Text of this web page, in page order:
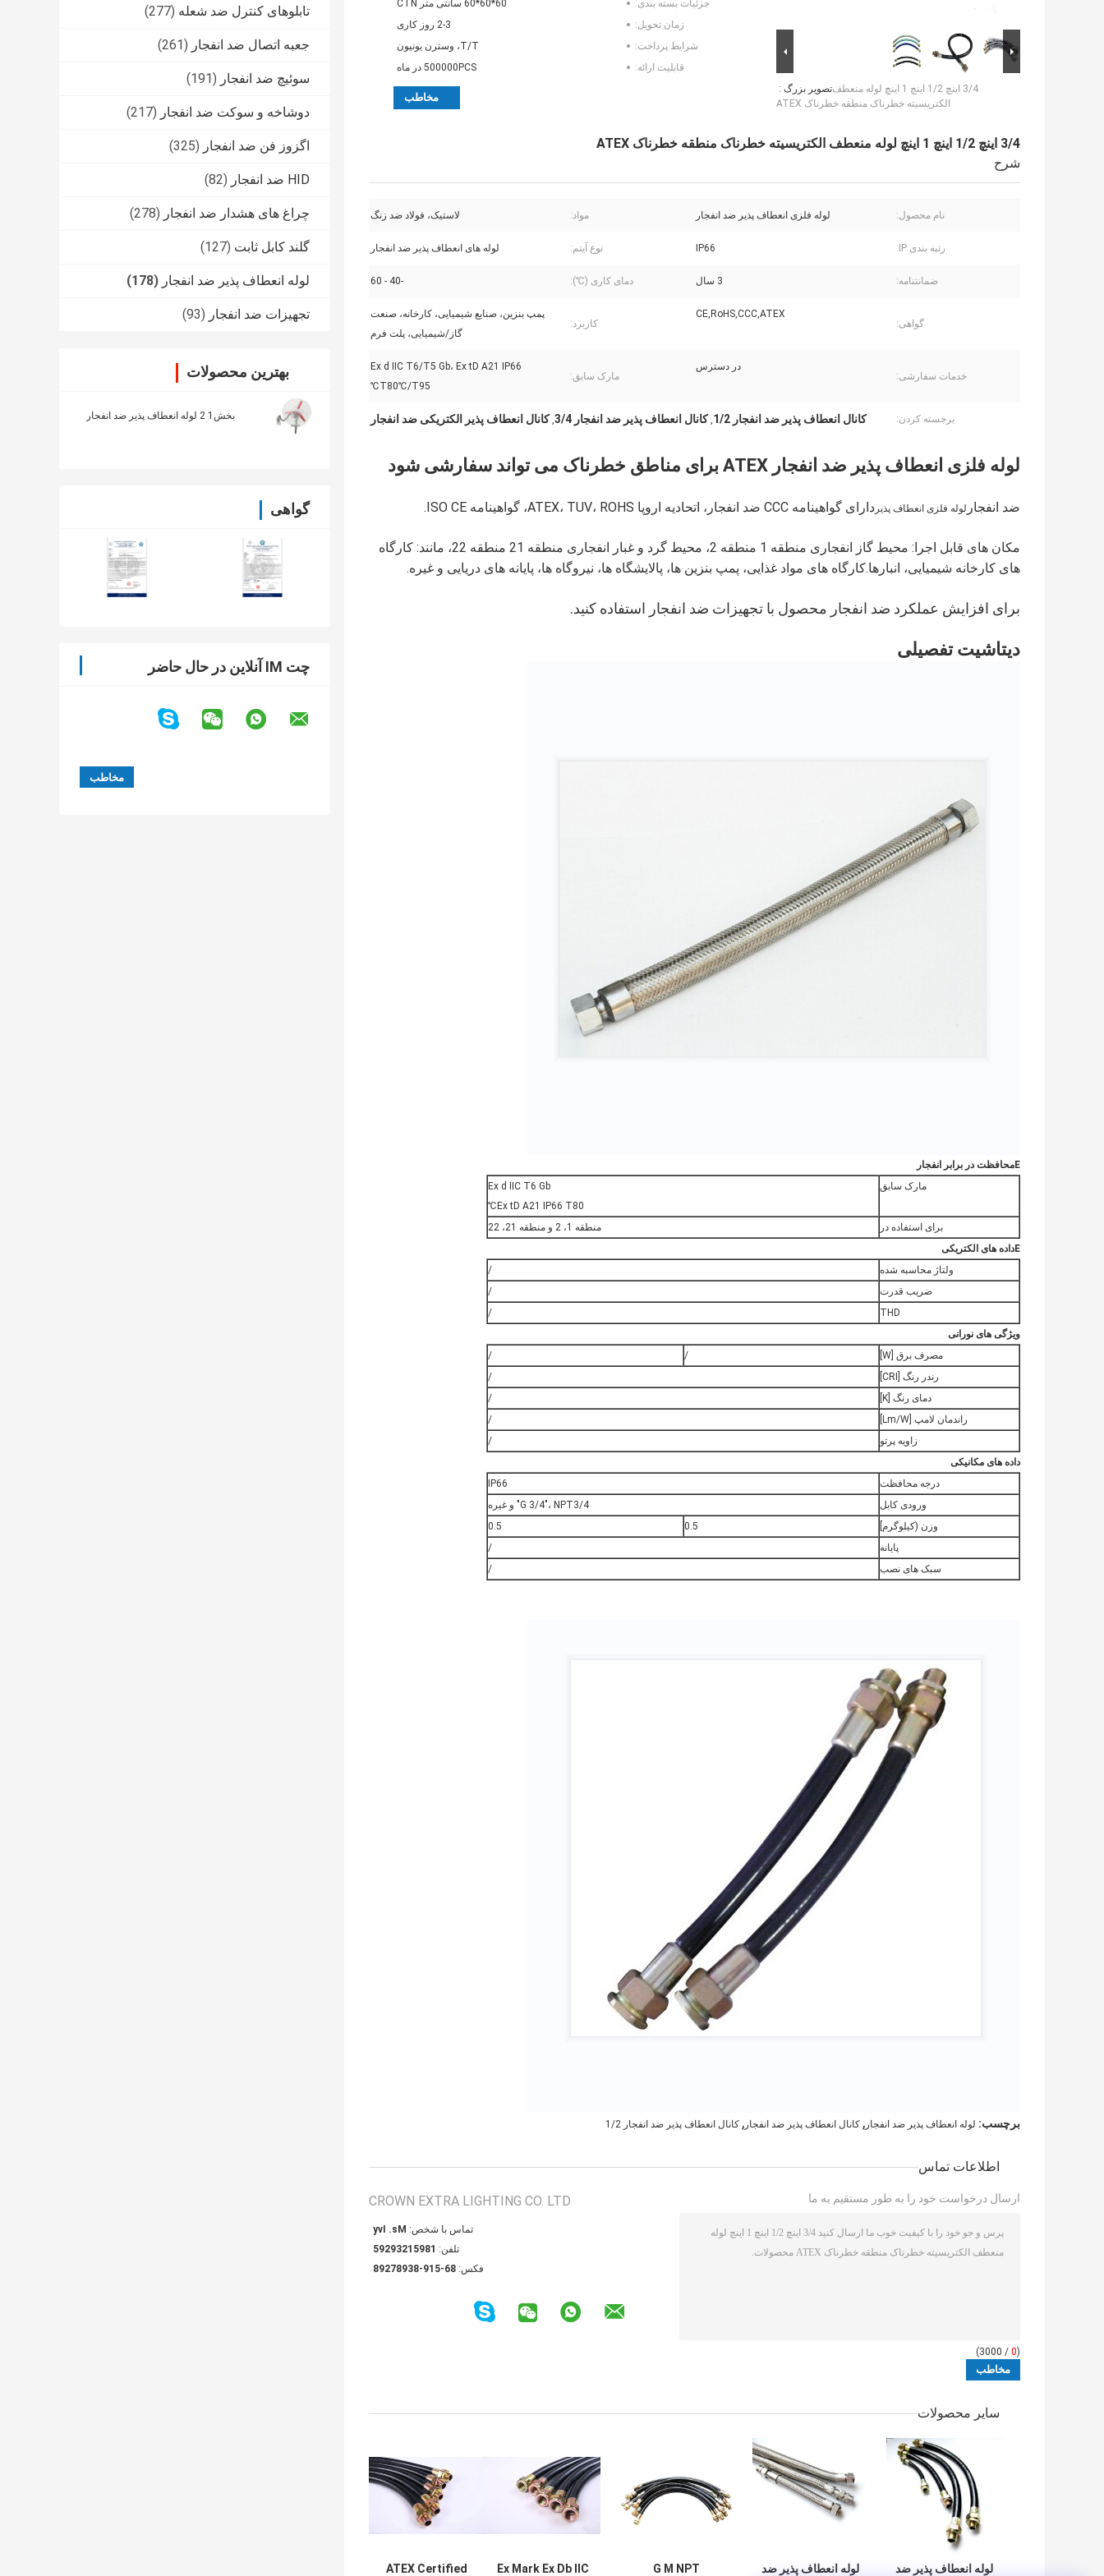
تابلوهای کنترل ضد شعله (277)
جعبه اتصال ضد انفجار (261)
سوئیچ ضد انفجار (191)
دوشاخه و سوکت ضد انفجار (217)
اگزوز فن ضد انفجار (325)
HID ضد انفجار (82)
چراغ های هشدار ضد انفجار (278)
گلند کابل ثابت (127)
لوله انعطاف پذیر ضد انفجار (178)
تجهیزات ضد انفجار (93)
بهترین محصولات
بخش1 2 لوله انعطاف پذیر ضد انفجار
گواهی
چت IM آنلاین در حال حاضر
تصویر بزرگ :3/4 اینچ 1/2 اینچ 1 اینچ لوله منعطف
الکتریسیته خطرناک منطقه خطرناک ATEX
جزئیات بسته بندی:
60*60*60 سانتی متر CTN
زمان تحویل:
2-3 روز کاری
شرایط پرداخت:
T/T، وسترن یونیون
قابلیت ارائه:
500000PCS در ماه
مخاطب
3/4 اینچ 1/2 اینچ 1 اینچ لوله منعطف الکتریسیته خطرناک منطقه خطرناک ATEX
شرح
نام محصول: لوله فلزی انعطاف پذیر ضد انفجار مواد: لاستیک، فولاد ضد زنگ
رتبه بندی IP: IP66 نوع آیتم: لوله های انعطاف پذیر ضد انفجار
ضمانتنامه: 3 سال دمای کاری (℃): -40 - 60
گواهی:
CE,RoHS,CCC,ATEX
کاربرد:
پمپ بنزین، صنایع شیمیایی، کارخانه، صنعت
گاز/شیمیایی، پلت فرم
خدمات سفارشی:
در دسترس
مارک سابق:
Ex d IIC T6/T5 Gb، Ex tD A21 IP66
T80℃/T95℃
برجسته کردن: کانال انعطاف پذیر ضد انفجار 1/2 , کانال انعطاف پذیر ضد انفجار 3/4 , کانال انعطاف پذیر الکتریکی ضد انفجار
لوله فلزی انعطاف پذیر ضد انفجار ATEX برای مناطق خطرناک می تواند سفارشی شود
ضد انفجار لوله فلزی انعطاف پذیر دارای گواهینامه CCC ضد انفجار، اتحادیه اروپا ATEX، TUV، ROHS، گواهینامه ISO CE.
مکان های قابل اجرا: محیط گاز انفجاری منطقه 1 منطقه 2، محیط گرد و غبار انفجاری منطقه 21 منطقه 22، مانند: کارگاه
های کارخانه شیمیایی، انبارها.کارگاه های مواد غذایی، پمپ بنزین ها، پالایشگاه ها، نیروگاه ها، پایانه های دریایی و غیره.
برای افزایش عملکرد ضد انفجار محصول با تجهیزات ضد انفجار استفاده کنید.
دیتاشیت تفصیلی
Eمحافظت در برابر انفجار
مارک سابق
Ex d IIC T6 Gb
Ex tD A21 IP66 T80℃
برای استفاده در
منطقه 1، 2 و منطقه 21، 22
Eداده های الکتریکی
ولتاژ محاسبه شده
/
ضریب قدرت
/
THD
/
ویژگی های نورانی
مصرف برق [W]
/
/
رندر رنگ [CRI]
/
دمای رنگ [K]
/
راندمان لامپ [Lm/W]
/
زاویه پرتو
/
داده های مکانیکی
درجه محافظت
IP66
ورودی کابل
G 3/4"، NPT3/4" و غیره
وزن (کیلوگرم]
0.5
0.5
پایانه
/
سبک های نصب
/
برچسب: لوله انعطاف پذیر ضد انفجار , کانال انعطاف پذیر ضد انفجار , کانال انعطاف پذیر ضد انفجار 1/2
اطلاعات تماس
CROWN EXTRA LIGHTING CO. LTD
تماس با شخص: Ms. Ivy
تلفن: 18951239295
فکس: 86-519-83987298
ارسال درخواست خود را به طور مستقیم به ما
(
0
/ 3000)
سایر محصولات
لوله انعطاف پذیر ضد لوله انعطاف پذیر ضد G M NPT
Ex Mark Ex Db IIC
ATEX Certified